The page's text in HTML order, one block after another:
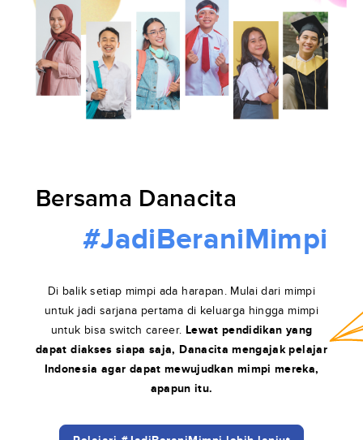
Bersama Danacita
#JadiBeraniMimpi
Di balik setiap mimpi ada harapan. Mulai dari mimpi
untuk jadi sarjana pertama di keluarga hingga mimpi
untuk bisa switch career. Lewat pendidikan yang
dapat diakses siapa saja, Danacita mengajak pelajar
Indonesia agar dapat mewujudkan mimpi mereka,
apapun itu.